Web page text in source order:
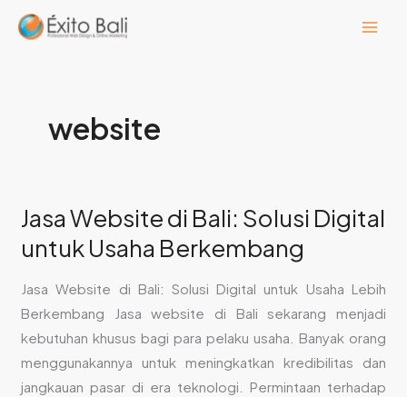
Lewati
website
Jasa Website di Bali: Solusi Digital
untuk Usaha Berkembang
Jasa Website di Bali: Solusi Digital untuk Usaha Lebih
Berkembang Jasa website di Bali sekarang menjadi
kebutuhan khusus bagi para pelaku usaha. Banyak orang
menggunakannya untuk meningkatkan kredibilitas dan
jangkauan pasar di era teknologi. Permintaan terhadap
Jasa
Website
Bali:
Solusi
Digital
untuk
Usaha